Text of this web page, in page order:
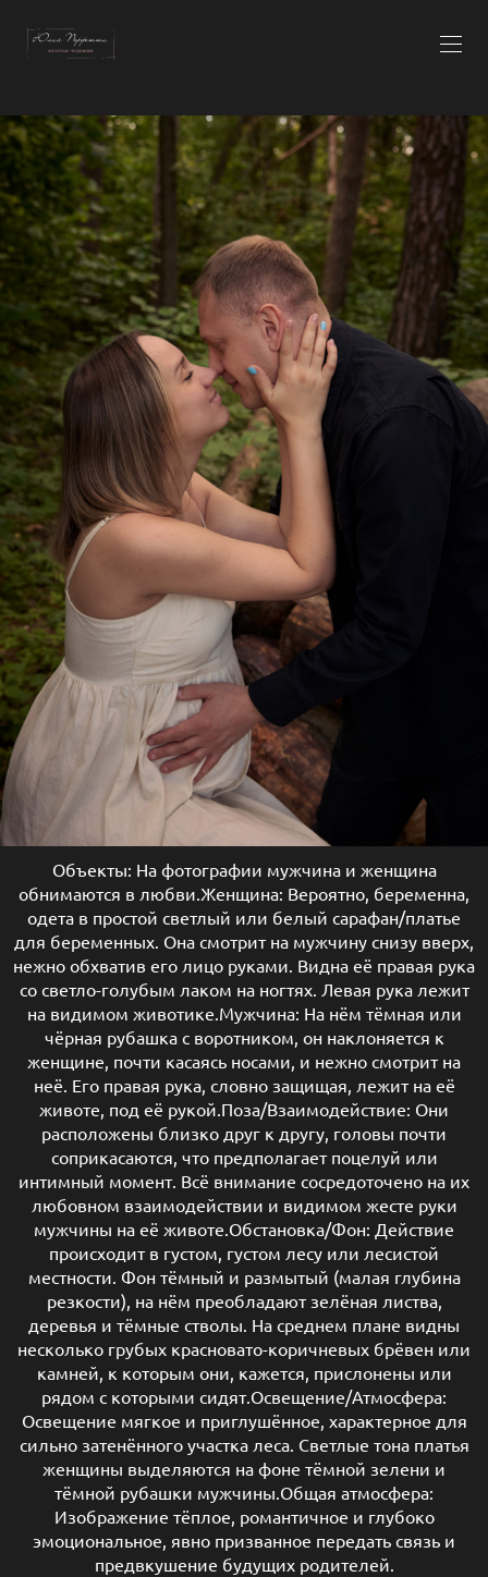
Объекты: На фотографии мужчина и женщина
обнимаются в любви.Женщина: Вероятно, беременна,
одета в простой светлый или белый сарафан/платье
для беременных. Она смотрит на мужчину снизу вверх,
нежно обхватив его лицо руками. Видна её правая рука
со светло-голубым лаком на ногтях. Левая рука лежит
на видимом животике.Мужчина: На нём тёмная или
чёрная рубашка с воротником, он наклоняется к
женщине, почти касаясь носами, и нежно смотрит на
неё. Его правая рука, словно защищая, лежит на её
животе, под её рукой.Поза/Взаимодействие: Они
расположены близко друг к другу, головы почти
соприкасаются, что предполагает поцелуй или
интимный момент. Всё внимание сосредоточено на их
любовном взаимодействии и видимом жесте руки
мужчины на её животе.Обстановка/Фон: Действие
происходит в густом, густом лесу или лесистой
местности. Фон тёмный и размытый (малая глубина
резкости), на нём преобладают зелёная листва,
деревья и тёмные стволы. На среднем плане видны
несколько грубых красновато-коричневых брёвен или
камней, к которым они, кажется, прислонены или
рядом с которыми сидят.Освещение/Атмосфера:
Освещение мягкое и приглушённое, характерное для
сильно затенённого участка леса. Светлые тона платья
женщины выделяются на фоне тёмной зелени и
тёмной рубашки мужчины.Общая атмосфера:
Изображение тёплое, романтичное и глубоко
эмоциональное, явно призванное передать связь и
предвкушение будущих родителей.